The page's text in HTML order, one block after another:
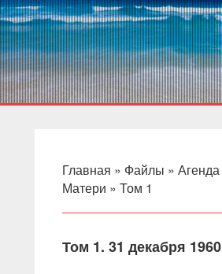
Главная » Файлы » Агенда
Матери » Том 1
Том 1. 31 декабря 1960